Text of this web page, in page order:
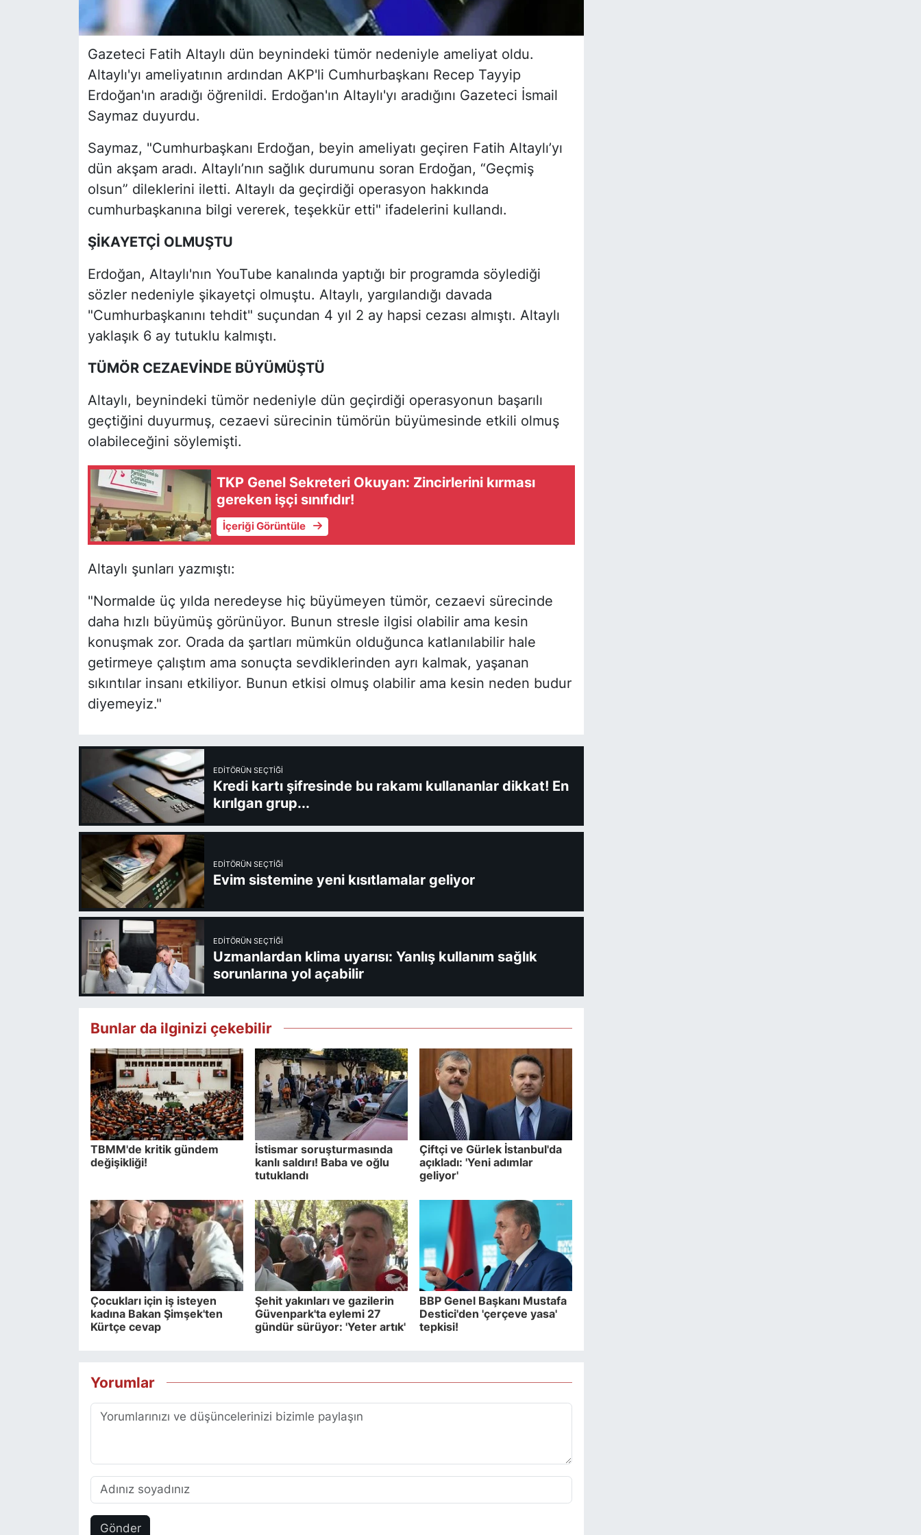
Gazeteci Fatih Altaylı dün beynindeki tümör nedeniyle ameliyat oldu.
Altaylı'yı ameliyatının ardından AKP'li Cumhurbaşkanı Recep Tayyip
Erdoğan'ın aradığı öğrenildi. Erdoğan'ın Altaylı'yı aradığını Gazeteci İsmail
Saymaz duyurdu.
Saymaz, "Cumhurbaşkanı Erdoğan, beyin ameliyatı geçiren Fatih Altaylı’yı
dün akşam aradı. Altaylı’nın sağlık durumunu soran Erdoğan, “Geçmiş
olsun” dileklerini iletti. Altaylı da geçirdiği operasyon hakkında
cumhurbaşkanına bilgi vererek, teşekkür etti" ifadelerini kullandı.
ŞİKAYETÇİ OLMUŞTU
Erdoğan, Altaylı'nın YouTube kanalında yaptığı bir programda söylediği
sözler nedeniyle şikayetçi olmuştu. Altaylı, yargılandığı davada
"Cumhurbaşkanını tehdit" suçundan 4 yıl 2 ay hapsi cezası almıştı. Altaylı
yaklaşık 6 ay tutuklu kalmıştı.
TÜMÖR CEZAEVİNDE BÜYÜMÜŞTÜ
Altaylı, beynindeki tümör nedeniyle dün geçirdiği operasyonun başarılı
geçtiğini duyurmuş, cezaevi sürecinin tümörün büyümesinde etkili olmuş
olabileceğini söylemişti.
TKP Genel Sekreteri Okuyan: Zincirlerini kırması
gereken işçi sınıfıdır!
İçeriği Görüntüle
Altaylı şunları yazmıştı:
"Normalde üç yılda neredeyse hiç büyümeyen tümör, cezaevi sürecinde
daha hızlı büyümüş görünüyor. Bunun stresle ilgisi olabilir ama kesin
konuşmak zor. Orada da şartları mümkün olduğunca katlanılabilir hale
getirmeye çalıştım ama sonuçta sevdiklerinden ayrı kalmak, yaşanan
sıkıntılar insanı etkiliyor. Bunun etkisi olmuş olabilir ama kesin neden budur
diyemeyiz."
EDITÖRÜN SEÇTIĞI
Kredi kartı şifresinde bu rakamı kullananlar dikkat! En
kırılgan grup...
EDITÖRÜN SEÇTIĞI
Evim sistemine yeni kısıtlamalar geliyor
EDITÖRÜN SEÇTIĞI
Uzmanlardan klima uyarısı: Yanlış kullanım sağlık
sorunlarına yol açabilir
Bunlar da ilginizi çekebilir
TBMM'de kritik gündem
değişikliği!
İstismar soruşturmasında
kanlı saldırı! Baba ve oğlu
tutuklandı
Çiftçi ve Gürlek İstanbul'da
açıkladı: 'Yeni adımlar
geliyor'
Çocukları için iş isteyen
kadına Bakan Şimşek'ten
Kürtçe cevap
Şehit yakınları ve gazilerin
Güvenpark'ta eylemi 27
gündür sürüyor: 'Yeter artık'
BBP Genel Başkanı Mustafa
Destici'den 'çerçeve yasa'
tepkisi!
Yorumlar
Gönder